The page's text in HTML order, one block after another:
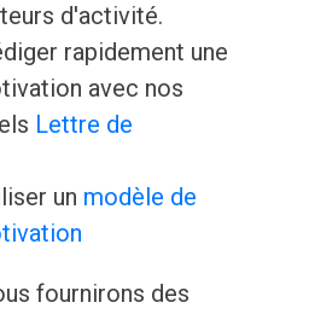
d'activité.
rapidement une
avec nos
Lettre de
un modèle de
fournirons des